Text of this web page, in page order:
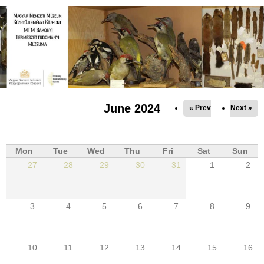
Jump to navigation
June 2024 « Prev Next »
Mon Tue Wed Thu Fri Sat
Sun
27
28 29 30 31 1 2
3 4 5 6 7 8 9
10 11 12 13 14 15 16